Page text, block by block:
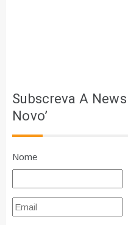
Subscreva A
Novo’
Nome